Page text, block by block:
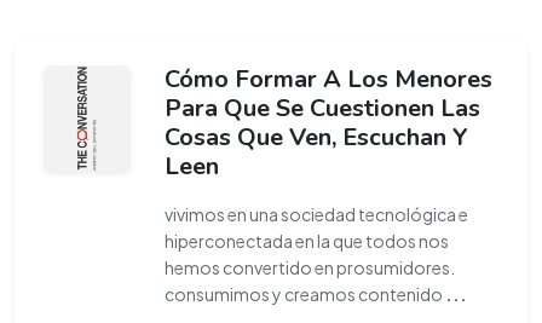
Cómo Formar A Los Menores
Para Que Se Cuestionen Las
Cosas Que Ven, Escuchan Y
Leen
vivimos en una sociedad tecnológica e
hiperconectada en la que todos nos
hemos convertido en prosumidores.
consumimos y creamos contenido ...